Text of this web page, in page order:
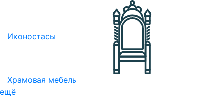
Иконостасы
Храмовая мебель
ещё